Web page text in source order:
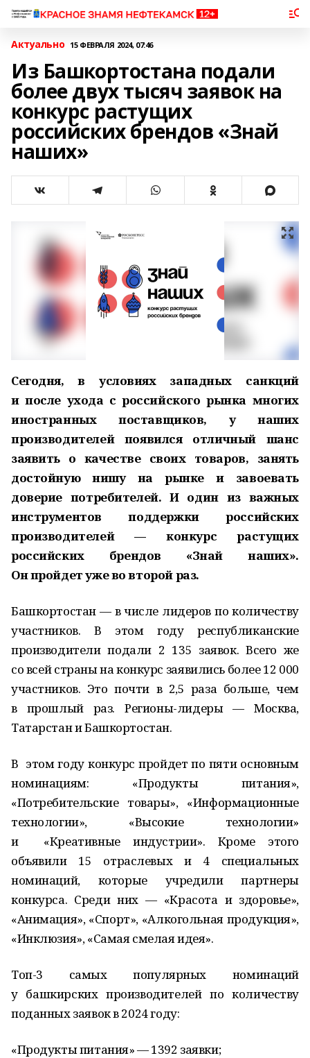
Актуально 15 ФЕВРАЛЯ 2024, 07:46
Из Башкортостана подали
более двух тысяч заявок на
конкурс растущих
российских брендов «Знай
наших»
Сегодня, в условиях западных санкций
и после ухода с российского рынка многих
иностранных поставщиков, у наших
производителей появился отличный шанс
заявить о качестве своих товаров, занять
достойную нишу на рынке и завоевать
доверие потребителей. И один из важных
инструментов поддержки российских
производителей — конкурс растущих
российских брендов «Знай наших».
Он пройдет уже во второй раз.
Башкортостан — в числе лидеров по количеству
участников. В этом году республиканские
производители подали 2 135 заявок. Всего же
со всей страны на конкурс заявились более 12 000
участников. Это почти в 2,5 раза больше, чем
в прошлый раз. Регионы-лидеры — Москва,
Татарстан и Башкортостан.
В этом году конкурс пройдет по пяти основным
номинациям: «Продукты питания»,
«Потребительские товары», «Информационные
технологии», «Высокие технологии»
и «Креативные индустрии». Кроме этого
объявили 15 отраслевых и 4 специальных
номинаций, которые учредили партнеры
конкурса. Среди них — «Красота и здоровье»,
«Анимация», «Спорт», «Алкогольная продукция»,
«Инклюзия», «Самая смелая идея».
Топ-3 самых популярных номинаций
у башкирских производителей по количеству
поданных заявок в 2024 году:
«Продукты питания» — 1392 заявки;